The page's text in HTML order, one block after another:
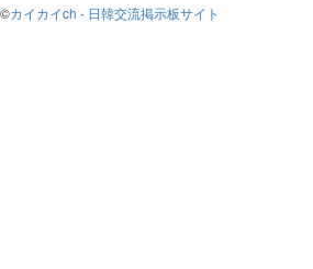
©カイカイch - 日韓交流掲示板サイト